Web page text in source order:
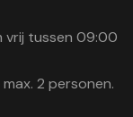
vrij tussen 09:00
2 personen.